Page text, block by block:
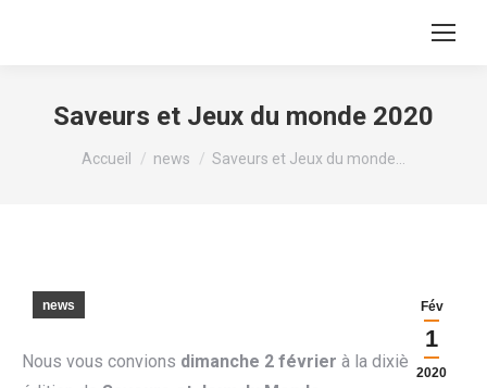
Recherche
Saveurs et Jeux du monde 2020
Vous êtes ici :
Accueil news Saveurs et Jeux du monde…
Fév
1
2020
news
Nous vous convions dimanche 2 février à la dixième